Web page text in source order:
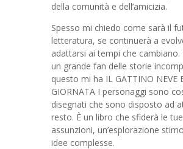
della comunità e dell’amicizia.
Spesso mi chiedo come sarà il
letteratura, se continuerà a
adattarsi ai tempi che
un grande fan delle storie
questo mi ha IL GATTINO NEVE
GIORNATA I personaggi sono
disegnati che sono disposto ad
resto. È un libro che sfiderà le tue
assunzioni, un’esplorazione
idee complesse.